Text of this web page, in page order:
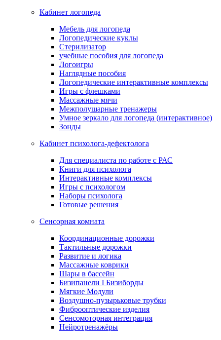
Кабинет логопеда
Мебель для логопеда
Логопедические куклы
Стерилизатор
учебные пособия для логопеда
Логоигры
Наглядные пособия
Логопедические интерактивные комплексы
Игры с флешками
Массажные мячи
Межполушарные тренажеры
Умное зеркало для логопеда (интерактивное)
Зонды
Кабинет психолога-дефектолога
Для специалиста по работе с РАС
Книги для психолога
Интерактивные комплексы
Игры с психологом
Наборы психолога
Готовые решения
Сенсорная комната
Координационные дорожки
Тактильные дорожки
Развитие и логика
Массажные коврики
Шары в бассейн
Бизипанели I Бизиборды
Мягкие Модули
Воздушно-пузырьковые трубки
Фиброоптические изделия
Сенсомоторная интеграция
Нейротренажёры